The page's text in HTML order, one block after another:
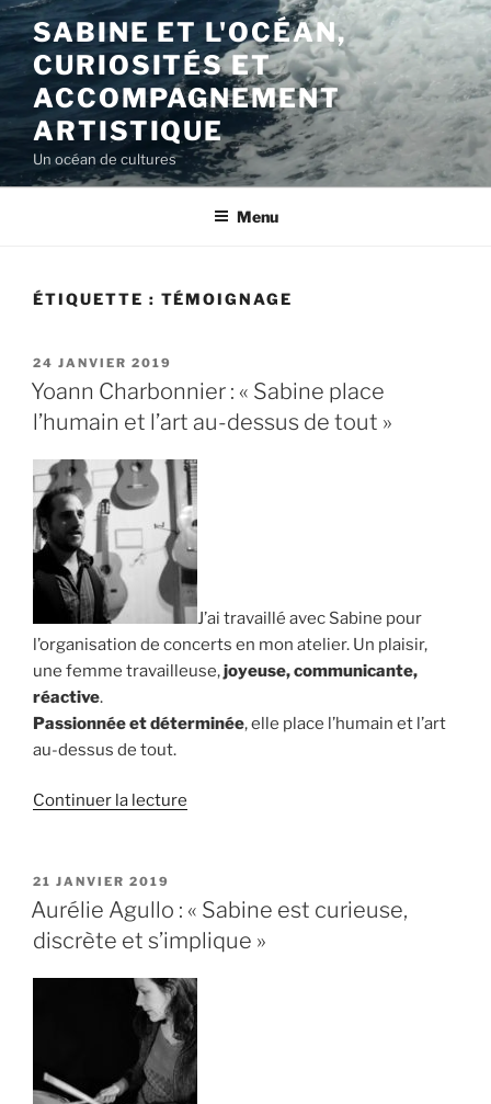
Aller
au
contenu
principal
SABINE ET L'OCÉAN,
CURIOSITÉS ET
ACCOMPAGNEMENT
ARTISTIQUE
Un océan de cultures
Menu
ÉTIQUETTE : TÉMOIGNAGE
PUBLIÉ
LE
24 JANVIER 2019
Yoann Charbonnier : « Sabine place
l’humain et l’art au-dessus de tout »
J’ai travaillé avec Sabine pour
l’organisation de concerts en mon atelier. Un plaisir,
une femme travailleuse,joyeuse, communicante,
réactive.
Passionnée et déterminée, elle place l’humain et l’art
au-dessus de tout.
Continuer la lecture
« Sabine
place
l’humain
et
l’art
au-
dessus
de
PUBLIÉ
LE
21 JANVIER 2019
Aurélie Agullo : « Sabine est curieuse,
discrète et s’implique »